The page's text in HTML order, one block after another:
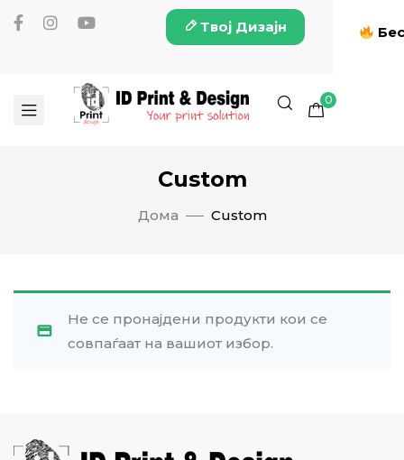
Твој Дизајн
0
Custom
Дома Custom
Не се пронајдени продукти кои се
совпаѓаат на вашиот избор.